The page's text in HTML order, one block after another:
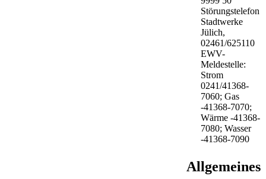
Störungstelefon
Stadtwerke
Jülich,
02461/625110
EWV-
Meldestelle:
Strom
0241/41368-
7060; Gas
-41368-7070;
Wärme -41368-
7080; Wasser
-41368-7090
Allgemeines